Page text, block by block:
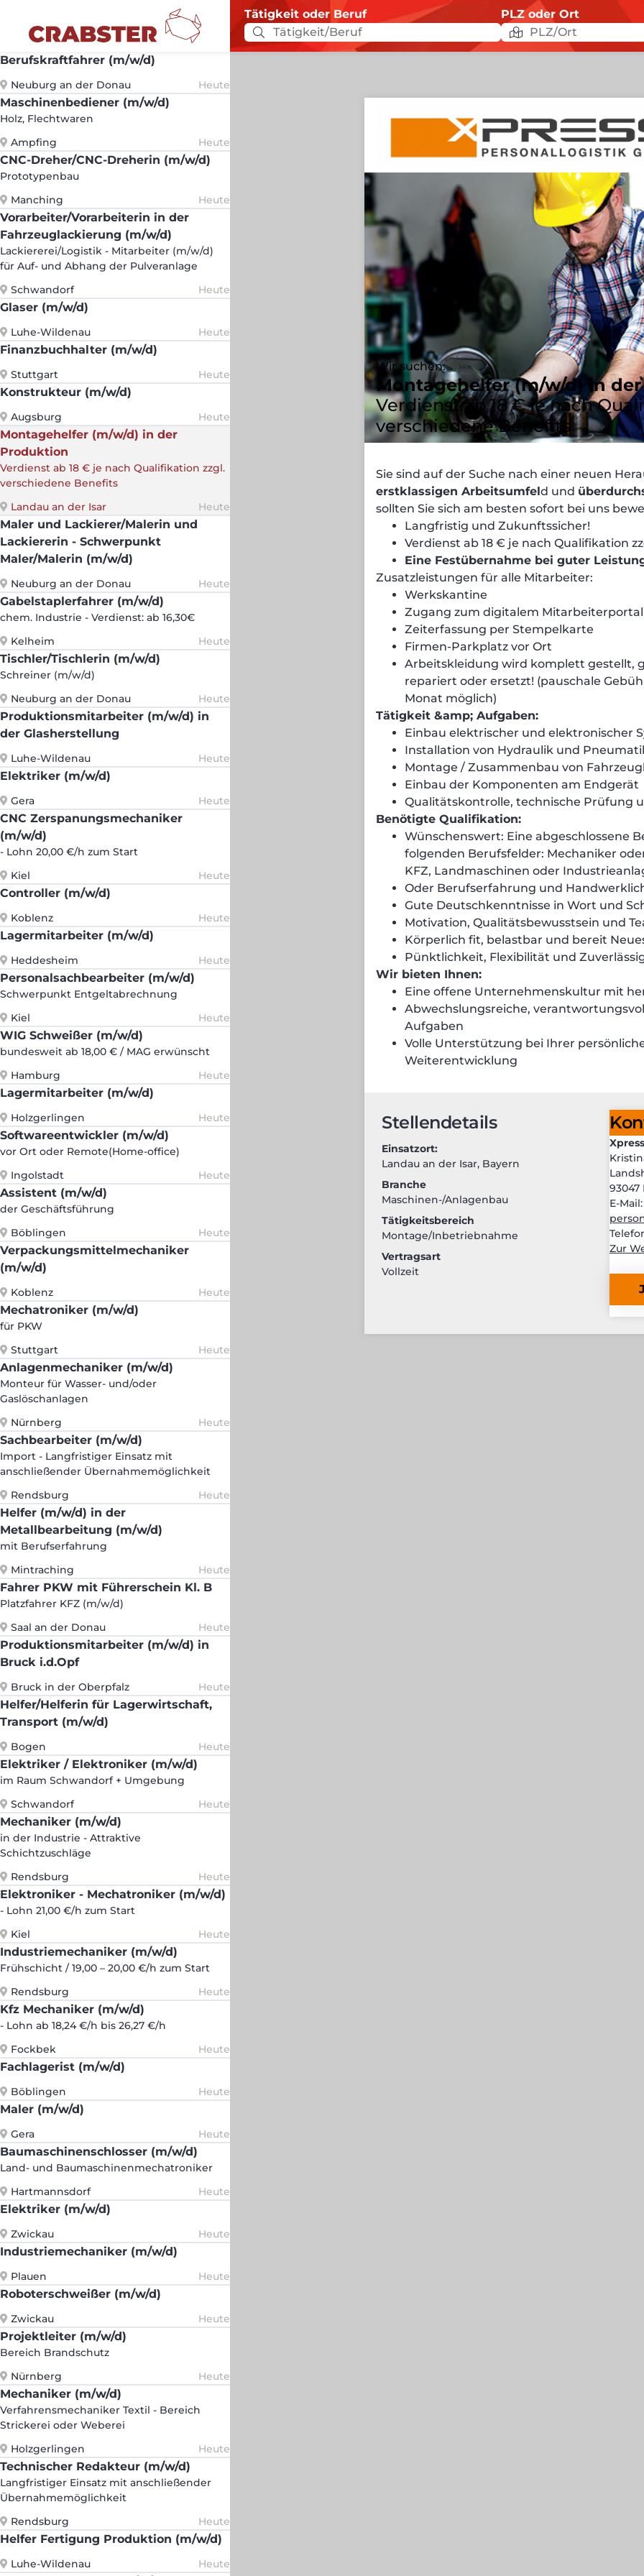
Tätigkeit oder Beruf PLZ oder Ort
Berufskraftfahrer (m/w/d)
Neuburg an der Donau Heute
Maschinenbediener (m/w/d)
Holz, Flechtwaren
Ampfing
Heute
CNC-Dreher/CNC-Dreherin (m/w/d)
Prototypenbau
Manching
Heute
Vorarbeiter/Vorarbeiterin in der
Fahrzeuglackierung (m/w/d)
Lackiererei/Logistik - Mitarbeiter (m/w/d)
für Auf- und Abhang der Pulveranlage
Schwandorf
Heute
Glaser (m/w/d)
Luhe-Wildenau Heute
Finanzbuchhalter (m/w/d)
Stuttgart Heute
Konstrukteur (m/w/d)
Augsburg Heute
Montagehelfer (m/w/d) in der
Produktion
Verdienst ab 18 € je nach Qualifikation zzgl.
verschiedene Benefits
Landau an der Isar
Heute
Maler und Lackierer/Malerin und
Lackiererin - Schwerpunkt
Maler/Malerin (m/w/d)
Neuburg an der Donau Heute
Gabelstaplerfahrer (m/w/d)
chem. Industrie - Verdienst: ab 16,30€
Kelheim
Heute
Tischler/Tischlerin (m/w/d)
Schreiner (m/w/d)
Neuburg an der Donau
Heute
Produktionsmitarbeiter (m/w/d) in
der Glasherstellung
Luhe-Wildenau Heute
Elektriker (m/w/d)
Gera Heute
CNC Zerspanungsmechaniker
(m/w/d)
- Lohn 20,00 €/h zum Start
Kiel
Heute
Controller (m/w/d)
Koblenz Heute
Lagermitarbeiter (m/w/d)
Heddesheim Heute
Personalsachbearbeiter (m/w/d)
Schwerpunkt Entgeltabrechnung
Kiel
Heute
WIG Schweißer (m/w/d)
bundesweit ab 18,00 € / MAG erwünscht
Hamburg
Heute
Lagermitarbeiter (m/w/d)
Holzgerlingen Heute
Softwareentwickler (m/w/d)
vor Ort oder Remote(Home-office)
Ingolstadt
Heute
Assistent (m/w/d)
der Geschäftsführung
Böblingen
Heute
Verpackungsmittelmechaniker
(m/w/d)
Koblenz Heute
Mechatroniker (m/w/d)
für PKW
Stuttgart
Heute
Anlagenmechaniker (m/w/d)
Monteur für Wasser- und/oder
Gaslöschanlagen
Nürnberg
Heute
Sachbearbeiter (m/w/d)
Import - Langfristiger Einsatz mit
anschließender Übernahmemöglichkeit
Rendsburg
Heute
Helfer (m/w/d) in der
Metallbearbeitung (m/w/d)
mit Berufserfahrung
Mintraching
Heute
Fahrer PKW mit Führerschein Kl. B
Platzfahrer KFZ (m/w/d)
Saal an der Donau
Heute
Produktionsmitarbeiter (m/w/d) in
Bruck i.d.Opf
Bruck in der Oberpfalz Heute
Helfer/Helferin für Lagerwirtschaft,
Transport (m/w/d)
Bogen Heute
Elektriker / Elektroniker (m/w/d)
im Raum Schwandorf + Umgebung
Schwandorf
Heute
Mechaniker (m/w/d)
in der Industrie - Attraktive
Schichtzuschläge
Rendsburg
Heute
Elektroniker - Mechatroniker (m/w/d)
- Lohn 21,00 €/h zum Start
Kiel
Heute
Industriemechaniker (m/w/d)
Frühschicht / 19,00 – 20,00 €/h zum Start
Rendsburg
Heute
Kfz Mechaniker (m/w/d)
- Lohn ab 18,24 €/h bis 26,27 €/h
Fockbek
Heute
Fachlagerist (m/w/d)
Böblingen Heute
Maler (m/w/d)
Gera Heute
Baumaschinenschlosser (m/w/d)
Land- und Baumaschinenmechatroniker
Hartmannsdorf
Heute
Elektriker (m/w/d)
Zwickau Heute
Industriemechaniker (m/w/d)
Plauen Heute
Roboterschweißer (m/w/d)
Zwickau Heute
Projektleiter (m/w/d)
Bereich Brandschutz
Nürnberg
Heute
Mechaniker (m/w/d)
Verfahrensmechaniker Textil - Bereich
Strickerei oder Weberei
Holzgerlingen
Heute
Technischer Redakteur (m/w/d)
Langfristiger Einsatz mit anschließender
Übernahmemöglichkeit
Rendsburg
Heute
Helfer Fertigung Produktion (m/w/d)
Luhe-Wildenau Heute
Wir suchen:
Montagehelfer (m/w/d) in
Verdienst ab 18 € je nach
verschiedene Benefits
Sie sind auf der Suche nach einer neuen
erstklassigen Arbeitsumfeld und
sollten Sie sich am besten sofort bei uns
Langfristig und Zukunftssicher!
Verdienst ab 18 € je nach Qualifikation
Eine Festübernahme bei guter
Zusatzleistungen für alle Mitarbeiter:
Werkskantine
Zugang zum digitalem Mitarbeiterportal
Zeiterfassung per Stempelkarte
Firmen-Parkplatz vor Ort
Arbeitskleidung wird komplett gestellt,
repariert oder ersetzt! (pauschale
Monat möglich)
Tätigkeit &amp; Aufgaben:
Einbau elektrischer und elektronischer
Installation von Hydraulik und
Montage / Zusammenbau von
Einbau der Komponenten am Endgerät
Qualitätskontrolle, technische Prüfung
Benötigte Qualifikation:
Wünschenswert: Eine abgeschlossene
folgenden Berufsfelder: Mechaniker
KFZ, Landmaschinen oder
Oder Berufserfahrung und
Gute Deutschkenntnisse in Wort und
Motivation, Qualitätsbewusstsein und
Körperlich fit, belastbar und bereit
Pünktlichkeit, Flexibilität und
Wir bieten Ihnen:
Eine offene Unternehmenskultur mit
Abwechslungsreiche,
Aufgaben
Volle Unterstützung bei Ihrer
Weiterentwicklung
Stellendetails
Einsatzort:
Landau an der Isar, Bayern
Branche
Maschinen-/Anlagenbau
Tätigkeitsbereich
Montage/Inbetriebnahme
Vertragsart
Vollzeit
93047
E-Mail:
Zur